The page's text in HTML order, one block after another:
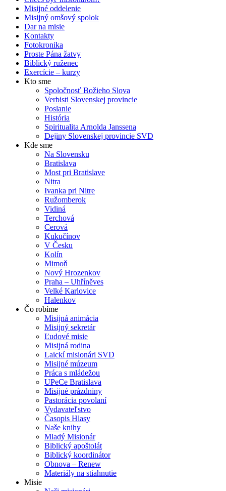
Misijné oddelenie
Misijný omšový spolok
Dar na misie
Kontakty
Fotokronika
Proste Pána žatvy
Biblický ruženec
Exercície – kurzy
Kto sme
Spoločnosť Božieho Slova
Verbisti Slovenskej provincie
Poslanie
História
Spiritualita Arnolda Janssena
Dejiny Slovenskej provincie SVD
Kde sme
Na Slovensku
Bratislava
Most pri Bratislave
Nitra
Ivanka pri Nitre
Ružomberok
Vidiná
Terchová
Cerová
Kukučínov
V Česku
Kolín
Mimoň
Nový Hrozenkov
Praha – Uhříněves
Velké Karlovice
Halenkov
Čo robíme
Misijná animácia
Misijný sekretár
Ľudové misie
Misijná rodina
Laickí misionári SVD
Misijné múzeum
Práca s mládežou
UPeCe Bratislava
Misijné prázdniny
Pastorácia povolaní
Vydavateľstvo
Časopis Hlasy
Naše knihy
Mladý Misionár
Biblický apoštolát
Biblický koordinátor
Obnova – Renew
Materiály na stiahnutie
Misie